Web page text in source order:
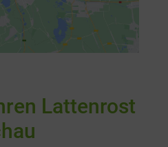
Lattenrost